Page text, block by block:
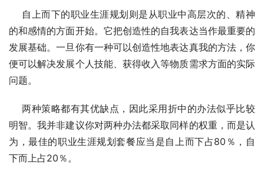
自上而下的职业生涯规划则是从职业中高层次的、精神
的和感情的方面开始。它把创造性的自我表达当作最重要的
发展基础。一旦你有一种可以创造性地表达真我的方法，你
便可以解决发展个人技能、获得收入等物质需求方面的实际
问题。
两种策略都有其优缺点，因此采用折中的办法似乎比较
明智。我并非建议你对两种办法都采取同样的权重，而是认
为，最佳的职业生涯规划套餐应当是自上而下占80％，自
下而上占20％。